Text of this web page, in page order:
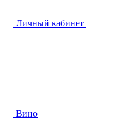
Личный кабинет
Вино